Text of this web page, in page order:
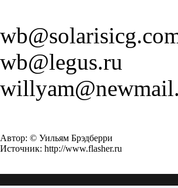
wb@legus.ru
Автор: © Уильям Брэдберри
Источник: http://www.flasher.ru